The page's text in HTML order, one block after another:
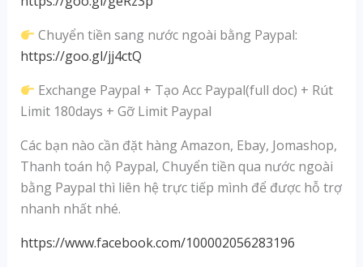
Chuyển tiền sang nước ngoài bằng Paypal:
https://goo.gl/jj4ctQ
Exchange Paypal + Tạo Acc Paypal(full doc) + Rút
Limit 180days + Gỡ Limit Paypal
Các bạn nào cần đặt hàng Amazon, Ebay, Jomashop,
Thanh toán hộ Paypal, Chuyển tiền qua nước ngoài
bằng Paypal thì liên hệ trực tiếp mình để được hỗ trợ
nhanh nhất nhé.
https://www.facebook.com/100002056283196